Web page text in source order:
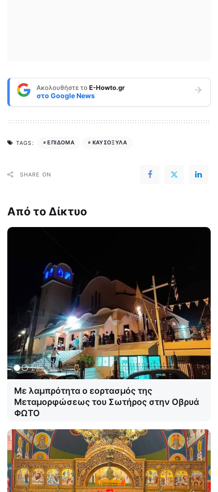
Ακολουθήστε τοE-Howto.gr
στο Google News
TAGS: ΕΠΙΔΟΜΑ ΚΑΥΣΟΞΥΛΑ
SHARE ON
Από το Δίκτυο
Με λαμπρότητα ο εορτασμός της
Μεταμορφώσεως του Σωτήρος στην Οβρυά
ΦΩΤΟ